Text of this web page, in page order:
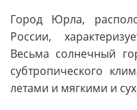
Город Юрла,
России,
Весьма солнечный
субтропического
летами и мягкими и